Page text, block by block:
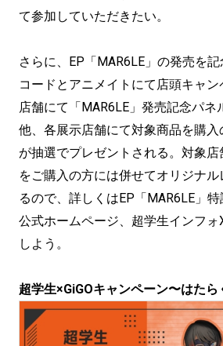
て参加していただきたい。
さらに、EP「MAR6LE」の発売を
コードとアニメイトにて店頭キャ
店舗にて「MAR6LE」発売記念パネ
他、各展示店舗にて対象商品を購
が抽選でプレゼントされる。対象店
をご購入の方には併せてオリジナ
るので、詳しくはEP「MAR6LE」
公式ホームページ、超学生インフォ
しよう。
超学生×GiGOキャンペーン〜はた